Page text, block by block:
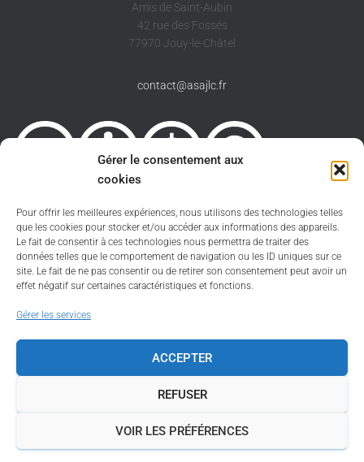
Gérer le consentement aux
cookies
Pour offrir les meilleures expériences, nous utilisons des technologies telles
que les cookies pour stocker et/ou accéder aux informations des appareils.
Le fait de consentir à ces technologies nous permettra de traiter des
données telles que le comportement de navigation ou les ID uniques sur ce
site. Le fait de ne pas consentir ou de retirer son consentement peut avoir un
effet négatif sur certaines caractéristiques et fonctions.
Gérer les services
ACCEPTER
REFUSER
VOIR LES PRÉFÉRENCES
Amis de Saint-Aubin
42 rue des Fossés
77970 Jouy-le-Châtel
contact@asajlc.fr
Sauf spécification contraire le site est sous licence
Creative Commons 4.0 International
CC BY-NC-SA.
Politique de cookies
Informations légales